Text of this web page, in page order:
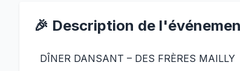
🎉 Description de
DÎNER DANSANT – DES FRÈRES MAILLY